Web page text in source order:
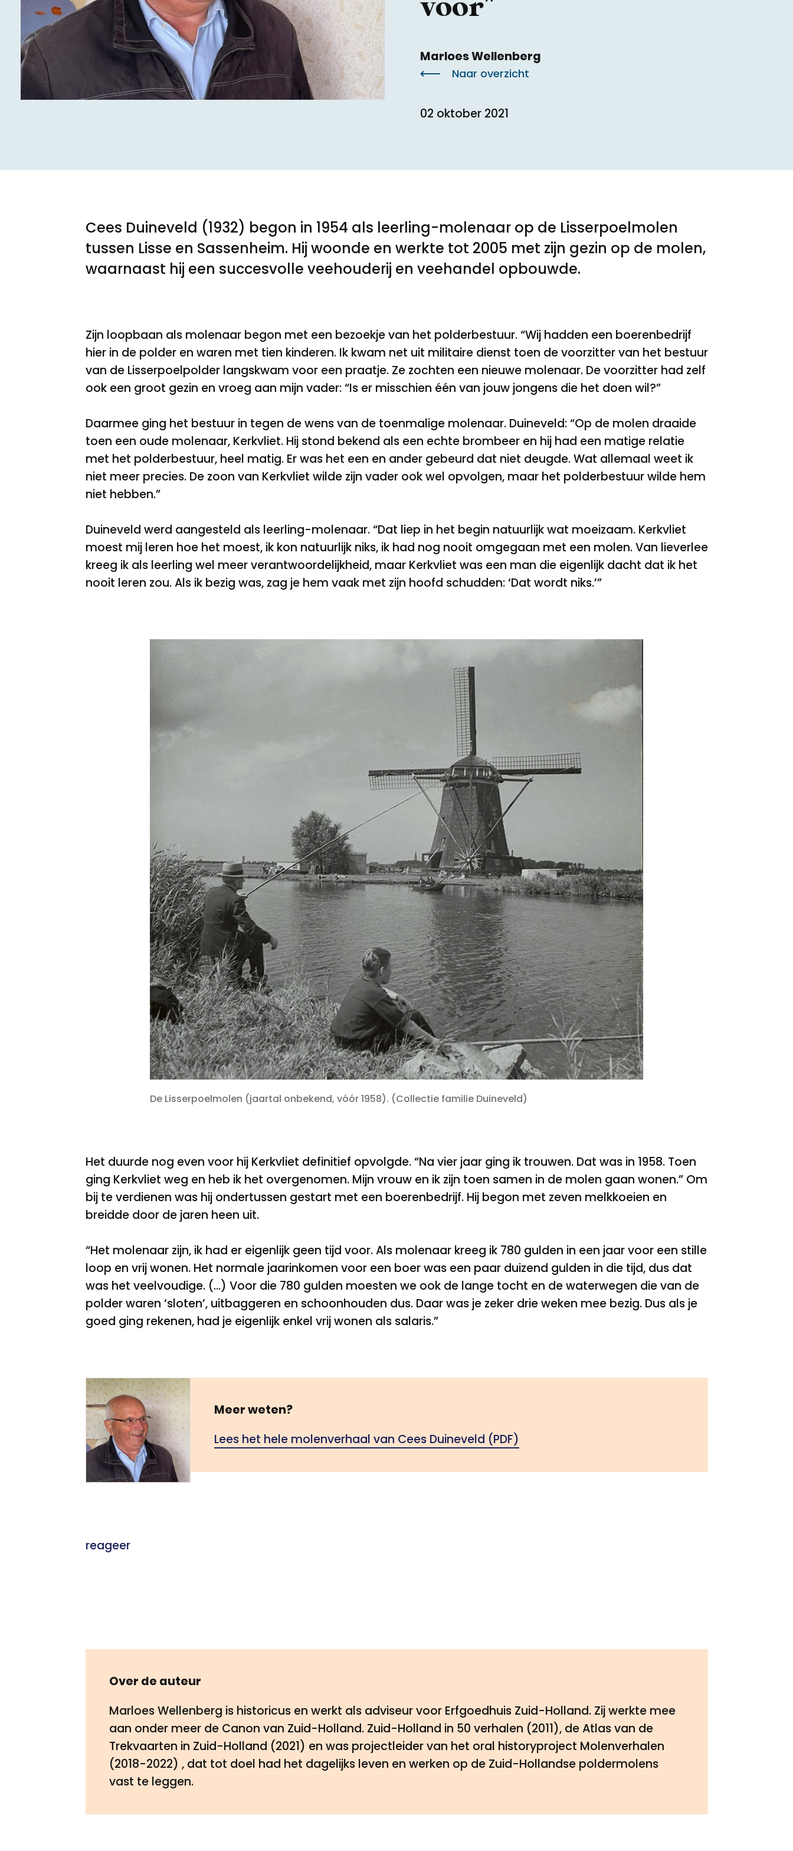
Meld een archeologische vondst
Nieuwsbrief
Toegankelijkheid
Privacyverklaring
Nieuwsbrief
Voorwaarden
Privacyverklaring
voor"
Marloes Wellenberg
Naar overzicht
02 oktober 2021
Cees Duineveld (1932) begon in 1954 als leerling-molenaar op de Lisserpoelmolen
tussen Lisse en Sassenheim. Hij woonde en werkte tot 2005 met zijn gezin op de molen,
waarnaast hij een succesvolle veehouderij en veehandel opbouwde.
Zijn loopbaan als molenaar begon met een bezoekje van het polderbestuur. “Wij hadden een boerenbedrijf
hier in de polder en waren met tien kinderen. Ik kwam net uit militaire dienst toen de voorzitter van het bestuur
van de Lisserpoelpolder langskwam voor een praatje. Ze zochten een nieuwe molenaar. De voorzitter had zelf
ook een groot gezin en vroeg aan mijn vader: “Is er misschien één van jouw jongens die het doen wil?”
Daarmee ging het bestuur in tegen de wens van de toenmalige molenaar. Duineveld: “Op de molen draaide
toen een oude molenaar, Kerkvliet. Hij stond bekend als een echte brombeer en hij had een matige relatie
met het polderbestuur, heel matig. Er was het een en ander gebeurd dat niet deugde. Wat allemaal weet ik
niet meer precies. De zoon van Kerkvliet wilde zijn vader ook wel opvolgen, maar het polderbestuur wilde hem
niet hebben.”
Duineveld werd aangesteld als leerling-molenaar. “Dat liep in het begin natuurlijk wat moeizaam. Kerkvliet
moest mij leren hoe het moest, ik kon natuurlijk niks, ik had nog nooit omgegaan met een molen. Van lieverlee
kreeg ik als leerling wel meer verantwoordelijkheid, maar Kerkvliet was een man die eigenlijk dacht dat ik het
nooit leren zou. Als ik bezig was, zag je hem vaak met zijn hoofd schudden: ‘Dat wordt niks.’”
De Lisserpoelmolen (jaartal onbekend, vóór 1958). (Collectie familie Duineveld)
Het duurde nog even voor hij Kerkvliet definitief opvolgde. “Na vier jaar ging ik trouwen. Dat was in 1958. Toen
ging Kerkvliet weg en heb ik het overgenomen. Mijn vrouw en ik zijn toen samen in de molen gaan wonen.” Om
bij te verdienen was hij ondertussen gestart met een boerenbedrijf. Hij begon met zeven melkkoeien en
breidde door de jaren heen uit.
“Het molenaar zijn, ik had er eigenlijk geen tijd voor. Als molenaar kreeg ik 780 gulden in een jaar voor een stille
loop en vrij wonen. Het normale jaarinkomen voor een boer was een paar duizend gulden in die tijd, dus dat
was het veelvoudige. (…) Voor die 780 gulden moesten we ook de lange tocht en de waterwegen die van de
polder waren ‘sloten’, uitbaggeren en schoonhouden dus. Daar was je zeker drie weken mee bezig. Dus als je
goed ging rekenen, had je eigenlijk enkel vrij wonen als salaris.”
Meer weten?
Lees het hele molenverhaal van Cees Duineveld (PDF)
reageer
Over de auteur
Marloes Wellenberg is historicus en werkt als adviseur voor Erfgoedhuis Zuid-Holland. Zij werkte mee
aan onder meer de Canon van Zuid-Holland. Zuid-Holland in 50 verhalen (2011), de Atlas van de
Trekvaarten in Zuid-Holland (2021) en was projectleider van het oral historyproject Molenverhalen
(2018-2022) , dat tot doel had het dagelijks leven en werken op de Zuid-Hollandse poldermolens
vast te leggen.